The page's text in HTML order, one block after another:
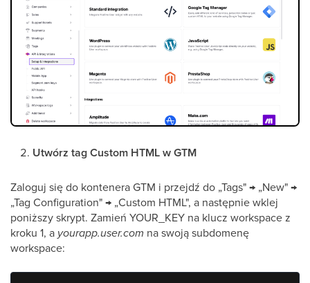
Utwórz tag Custom HTML w GTM
Zaloguj się do kontenera GTM i przejdź do „Tags" → „New" →
„Tag Configuration" → „Custom HTML", a następnie wklej
poniższy skrypt. Zamień YOUR_KEY na klucz workspace z
kroku 1, a yourapp.user.com na swoją subdomenę
workspace: